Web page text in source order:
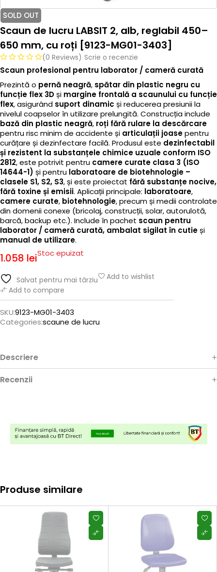
SOLD OUT
Scaun de lucru LABSIT 2, alb, reglabil 450–
650 mm, cu roți [9123-MG01-3403]
(0 Reviews) Scrie o recenzie
Scaun profesional pentru laborator / cameră curată
Prezintă o pernă neagră, spătar din plastic negru cu
funcție flex 3Dși margine frontală a scaunului cu funcție
flex, asigurând suport dinamic și reducerea presiunii la
nivelul coapselor în utilizare prelungită. Construcția include
bază din plastic neagră, roți fără rulare la descărcare
pentru risc minim de accidente și articulații joasepentru
curățare și dezinfectare facilă. Produsul este dezinfectabil
și rezistent la substanțele chimice uzuale conform ISO
2812, este potrivit pentru camere curate clasa 3 (ISO
14644-1) și pentru laboratoare de biotehnologie –
clasele S1, S2, S3, și este proiectat fără substanțe nocive,
fără toxine și emisii. Aplicații principale: laboratoare,
camere curate, biotehnologie, precum și medii controlate
din domenii conexe (bricolaj, construcții, solar, autorulotă,
barcă, backup etc.). Include în pachet scaun pentru
laborator / cameră curată, ambalat sigilat în cutieși
manual de utilizare.
1.058 leiStoc epuizat
Salvat pentru mai târziu
Add to wishlist
Add to compare
SKU:9123-MG01-3403
Categories:scaune de lucru
Descriere
Recenzii
Produse similare